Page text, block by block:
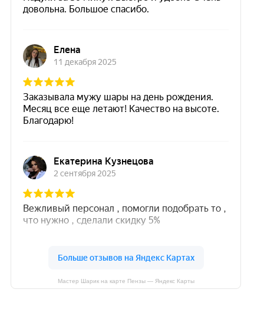
Мастер Шарик на карте Пензы — Яндекс Карты